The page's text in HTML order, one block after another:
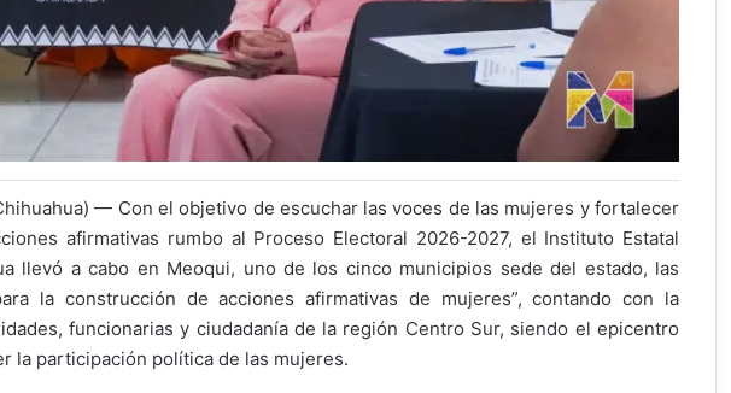
— Con el objetivo de escuchar las voces de las mujeres y fortalecer
afirmativas rumbo al Proceso Electoral 2026-2027, el Instituto Estatal
llevó a cabo en Meoqui, uno de los cinco municipios sede del estado, las
la construcción de acciones afirmativas de mujeres”, contando con la
funcionarias y ciudadanía de la región Centro Sur, siendo el epicentro
la participación política de las mujeres.